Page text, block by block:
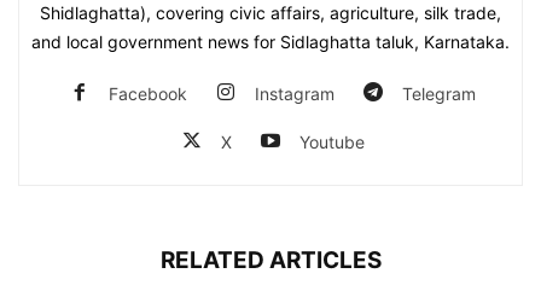
Shidlaghatta), covering civic affairs, agriculture, silk trade,
and local government news for Sidlaghatta taluk, Karnataka.
Facebook Instagram Telegram
X Youtube
RELATED ARTICLES